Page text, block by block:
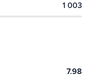
1 003
7.98